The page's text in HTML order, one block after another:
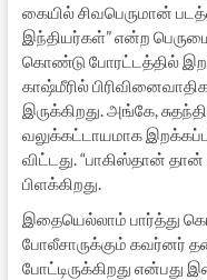
கையில் சிவபெருமான்
இந்தியர்கள்” என்ற
கொண்டு போரட்டத்தில்
காஷ்மீரில்
இருக்கிறது. அங்கே,
வலுக்கட்டாயமாக
விட்டது. “பாகிஸ்தான்
பிளக்கிறது.
இதையெல்லாம் பார்த்து
போலீசாருக்கும் கவர்னர்
போட்டிருக்கிறது